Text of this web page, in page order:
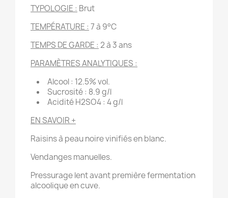
TYPOLOGIE : Brut
TEMPÉRATURE : 7 à 9°C
TEMPS DE GARDE : 2 à 3 ans
PARAMÈTRES ANALYTIQUES :
Alcool : 12.5% vol.
Sucrosité : 8.9 g/l
Acidité H2SO4 : 4 g/l
EN SAVOIR +
Raisins à peau noire vinifiés en blanc.
Vendanges manuelles.
Pressurage lent avant première fermentation
alcoolique en cuve.